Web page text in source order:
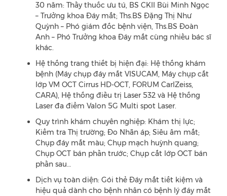
30 năm: Thầy thuốc ưu tú, BS CKII Bùi Minh Ngọc
– Trưởng khoa Đáy mắt; Ths.BS Đặng Thị Như
Quỳnh – Phó giám đốc bệnh viện, Ths.BS Đoàn
Anh – Phó Trưởng khoa Đáy mắt cùng nhiều bác sĩ
khác.
Hệ thống trang thiết bị hiện đại: Hệ thống khám
bệnh (Máy chụp đáy mắt VISUCAM, Máy chụp cắt
lớp VM OCT Cirrus HD-OCT, FORUM CarlZeiss,
CARA), Hệ thống điều trị Laser 532 và Hệ thống
Laser đa điểm Valon 5G Multi spot Laser.
Quy trình khám chuyên nghiệp: Khám thị lực;
Kiểm tra Thị trường; Đo Nhãn áp; Siêu âm mắt;
Chụp đáy mắt màu; Chụp mạch huỳnh quang;
Chụp OCT bán phần trước; Chụp cắt lớp OCT bán
phần sau…
Dịch vụ toàn diện: Gói thẻ Đáy mắt tiết kiệm và
hiệu quả dành cho bệnh nhân có bệnh lý đáy mắt